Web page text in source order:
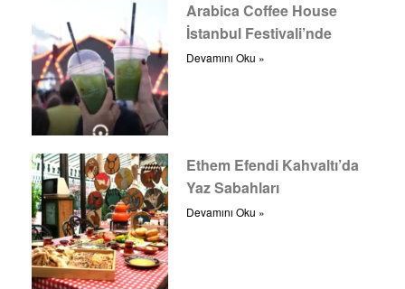
Arabica Coffee House
İstanbul Festivali’nde
Devamını Oku »
Ethem Efendi Kahvaltı’da
Yaz Sabahları
Devamını Oku »